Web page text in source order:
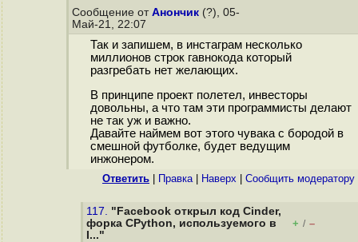
Сообщение от Анончик (?), 05-
Май-21, 22:07
Так и запишем, в инстаграм несколько
миллионов строк гавнокода который
разгребать нет желающих.
В принципе проект полетел, инвесторы
довольны, а что там эти программисты делают
не так уж и важно.
Давайте наймем вот этого чувака с бородой в
смешной футболке, будет ведущим
инжонером.
Ответить Правка| Наверх Cообщить модератору
117. "Facebook открыл код Cinder,
форка CPython, используемого в
I..."
+ / –